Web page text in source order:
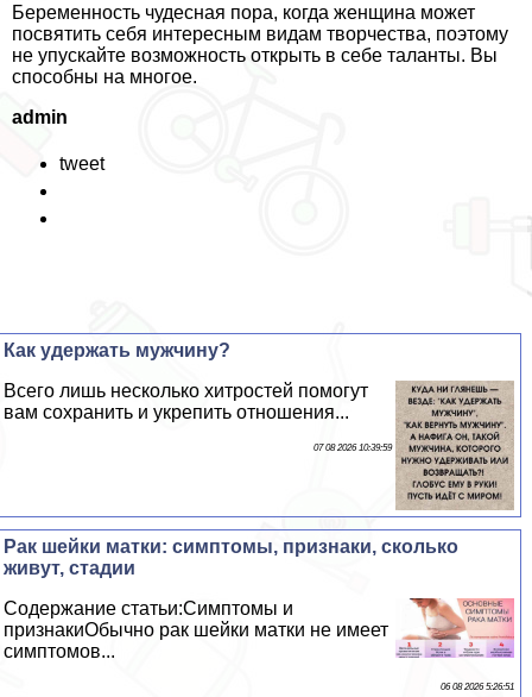
Беременность чудесная пора, когда женщина может
посвятить себя интересным видам творчества, поэтому
не упускайте возможность открыть в себе таланты. Вы
способны на многое.
admin
tweet
Как удержать мужчину?
Всего лишь несколько хитростей помогут
вам сохранить и укрепить отношения...
07 08 2026 10:39:59
Paк шейки матки: симптомы, признаки, сколько
живут, стадии
Содержание статьи:Симптомы и
признакиОбычно paк шейки матки не имеет
симптомов...
06 08 2026 5:26:51